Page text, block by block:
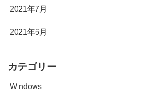
2021年7月
2021年6月
カテゴリー
Windows